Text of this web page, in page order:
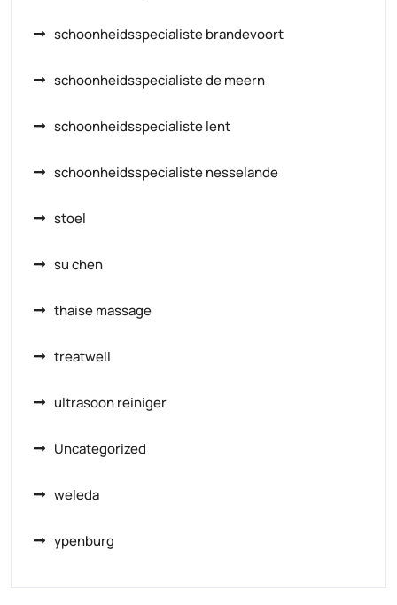
schoonheidsspecialiste brandevoort
schoonheidsspecialiste de meern
schoonheidsspecialiste lent
schoonheidsspecialiste nesselande
stoel
su chen
thaise massage
treatwell
ultrasoon reiniger
Uncategorized
weleda
ypenburg